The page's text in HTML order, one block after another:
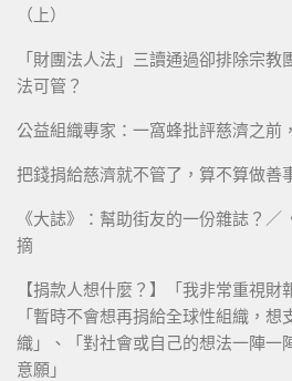
（上）
「財團法人法」三讀通過卻排除宗
法可管？
公益組織專家：一窩蜂批評慈濟之前
把錢捐給慈濟就不管了，算不算做善
《大誌》：幫助街友的一份雜誌？
摘
【捐款人想什麼？】「我非常重視財
「暫時不會想再捐給全球性組織，想
織」、「對社會或自己的想法一陣一
意願」